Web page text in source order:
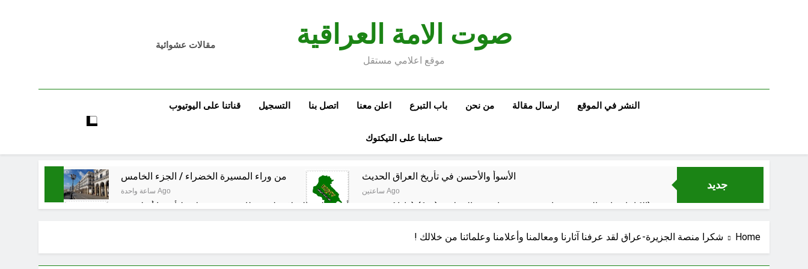
صوت الامة العراقية
موقع اعلامي مستقل
مقالات عشوائية
النشر في الموقع ارسال مقالة من نحن باب التبرع اعلن معنا اتصل بنا التسجيل قناتنا على اليوتيوب
حسابنا على التيكتوك
جديد
من وراء المسيرة الخضراء / الجزء الخامس
ساعة واحدة Ago
الأسوأ والأحسن في تأريخ العراق الحديث
ساعتين Ago
الكاتبان باقر الزبيدي ورياض سعد يحذران من الجولاني (ح 1) (وإذا كنت فيهم فأقمت لهم الصلاة فلتقم طائفة منهم معك وليأخذوا أٍسلحتهم)
الإعلام العراقي الحر
الحشود السورية على الحدود العراقية: لماذا الآن؟ وهل العراق هو المقصود في هذه التحركات؟
Home شكرا منصة الجزيرة-عراق لقد عرفنا آثارنا ومعالمنا وأعلامنا وعلمائنا من خلالك !